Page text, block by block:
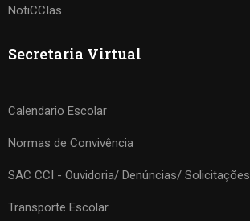
NotiCCIas
Secretaria Virtual
Calendario Escolar
Normas de Convivência
SAC CCI - Ouvidoria/ Denúncias/ Solicitações
Transporte Escolar